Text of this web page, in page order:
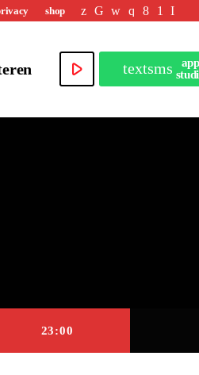
shop
play_arrow textsms
23:00